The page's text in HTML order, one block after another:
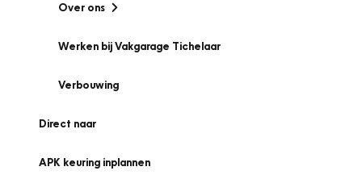
Over ons
Werken bij Vakgarage Tichelaar
Verbouwing
Direct naar
APK keuring inplannen